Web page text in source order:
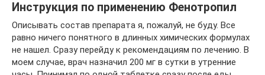
Инструкция по применению Фенотропил
Описывать состав препарата я, пожалуй, не буду. Все
равно ничего понятного в длинных химических формулах
не нашел. Сразу перейду к рекомендациям по лечению. В
моем случае, врач назначил 200 мг в сутки в утренние